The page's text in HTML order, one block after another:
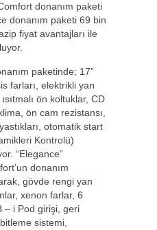
donanım paketi
donanım paketi 69 bin
fiyat avantajları ile
paketinde; 17”
farları, elektrikli yan
ön koltuklar, CD
ön cam rezistansı,
otomatik start
Kontrolü)
“Elegance”
donanım
gövde rengi yan
xenon farlar, 6
– i Pod girişi, geri
sistemi,